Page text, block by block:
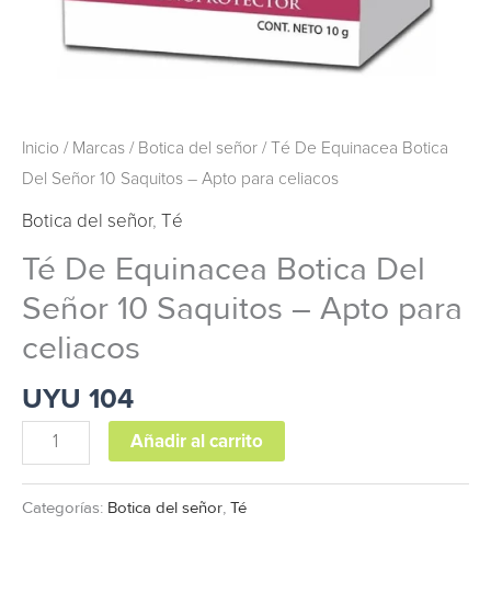
Inicio / Marcas / Botica del señor / Té De Equinacea Botica
Del Señor 10 Saquitos – Apto para celiacos
Botica del señor, Té
Té De Equinacea Botica Del
Señor 10 Saquitos – Apto para
celiacos
UYU 104
Añadir al carrito
Categorías: Botica del señor, Té